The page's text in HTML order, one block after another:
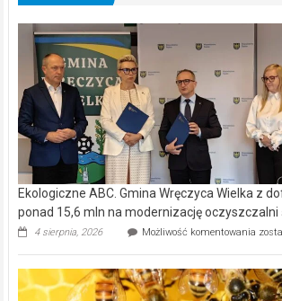
Ekologiczne ABC. Gmina Wręczyca Wielka z
ponad 15,6 mln na modernizację oczyszczalni
4 sierpnia, 2026 Możliwość komentowania